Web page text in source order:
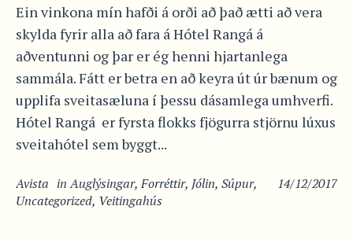
Ein vinkona mín hafði á orði að það ætti að vera
skylda fyrir alla að fara á Hótel Rangá á
aðventunni og þar er ég henni hjartanlega
sammála. Fátt er betra en að keyra út úr bænum og
upplifa sveitasæluna í þessu dásamlega umhverfi.
Hótel Rangá er fyrsta flokks fjögurra stjörnu lúxus
sveitahótel sem byggt...
14/12/2017
Avista inAuglýsingar,Forréttir, Jólin, Súpur,
Uncategorized, Veitingahús